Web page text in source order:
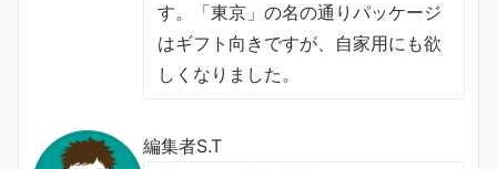
す。「東京」の名の通りパッケージ
はギフト向きですが、自家用にも欲
しくなりました。
編集者S.T